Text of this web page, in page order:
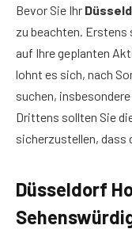
Bevor Sie Ihr
zu beachten. Erstens
auf Ihre geplanten
lohnt es sich, nach
suchen,
Drittens sollten Sie
sicherzustellen, dass
Düsseldorf